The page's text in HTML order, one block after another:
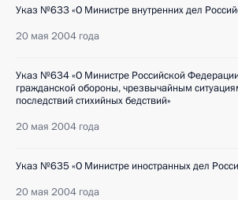
Указ №633 «О Министре внутренних дел
20 мая 2004 года
Указ №634 «О Министре Российской
гражданской обороны, чрезвычайным
последствий стихийных бедствий»
20 мая 2004 года
Указ №635 «О Министре иностранных дел
20 мая 2004 года